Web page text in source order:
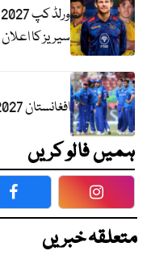
سیریز کا اعلان
افغانستان 2027 ورلڈ کپ کے لیے کوالیفائی کرگیا
ہمیں فالو کریں
Facebook
متعلقہ خبریں